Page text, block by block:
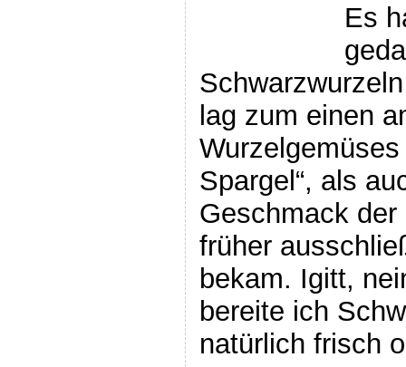
Es
lag zum einen
Spargel“, als
Geschmack
früher
bekam. Igitt,
bereite ich
natürlich frisch